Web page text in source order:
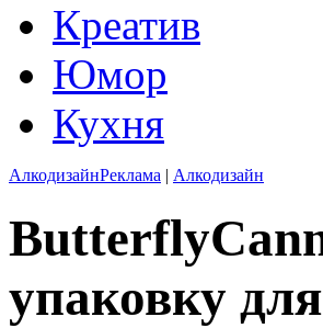
Креатив
Юмор
Кухня
АлкодизайнРеклама | Алкодизайн
упаковку